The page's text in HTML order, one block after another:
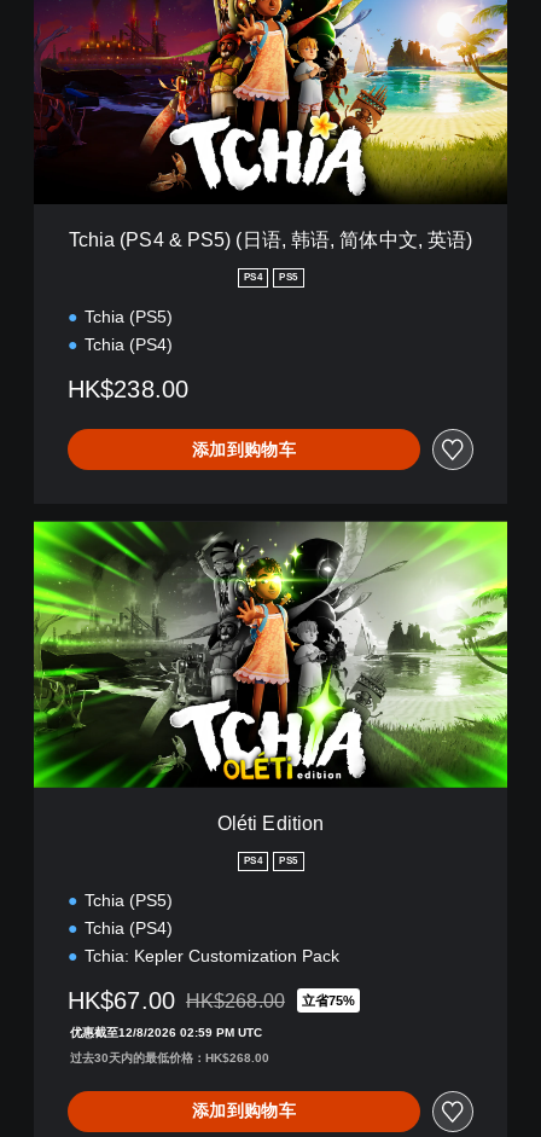
a
P
S
4
&
S
,
英
语
)
Tchia (PS4 & PS5) (日语, 韩语, 简体中文, 英语)
PS4 PS5
Tchia (PS5)
Tchia (PS4)
HK$238.00
添加到购物车
O
l
é
t
i
E
d
i
t
i
o
n
Oléti Edition
PS4 PS5
Tchia (PS5)
Tchia (PS4)
Tchia: Kepler Customization Pack
HK$67.00 从原价HK$268.00折扣优惠
HK$268.00 立省75%
优惠截至12/8/2026 02:59 PM UTC
过去30天内的最低价格：HK$268.00
添加到购物车